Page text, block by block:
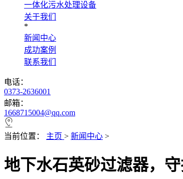
一体化污水处理设备
关于我们
*
新闻中心
成功案例
联系我们
电话：
0373-2636001
邮箱：
1668715004@qq.com
当前位置： 主页 > 新闻中心 >
地下水石英砂过滤器，